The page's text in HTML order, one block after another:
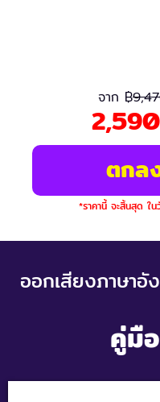
จาก ฿
ตกล
*ราคานี้ จะสิ้นสุด ใ
ออกเสียงภาษา
คู่มื